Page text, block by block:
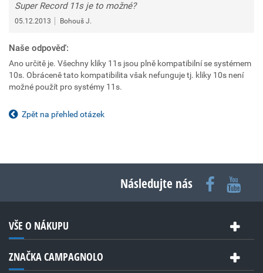
Super Record 11s je to možné?
05.12.2013 Bohouš J.
Naše odpověď:
Ano určitě je. Všechny kliky 11s jsou plně kompatibilní se systémem
10s. Obráceně tato kompatibilita však nefunguje tj. kliky 10s není
možné použít pro systémy 11s.
Zpět na přehled otázek
Následujte nás
VŠE O NÁKUPU
ZNAČKA CAMPAGNOLO